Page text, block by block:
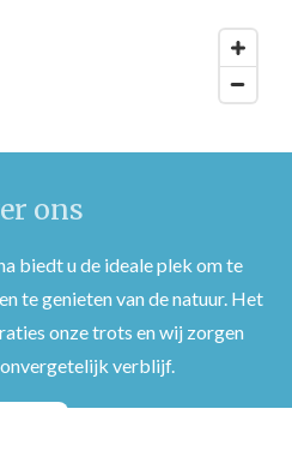
ons
biedt u de ideale plek om te
te genieten van de natuur. Het
onze trots en wij zorgen
verblijf.